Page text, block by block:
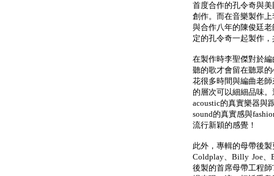
首度合作的孔令奇與
創作。而在音樂製作
與合作八年的陳俊廷
定的孔令奇一起製作
在製作時李聖傑對於
聽的歌才會留在聽眾
花很多時間與編曲老
的層次可以細細品味
acoustic的真實樂器與
sound的真實感與
流行新穎的感覺！
此外，專輯的母帶後
Coldplay、Billy Joe、
後製的首席母帶工程師